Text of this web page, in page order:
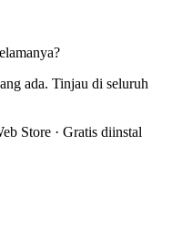
ada. Tinjau di seluruh
Store · Gratis diinstal